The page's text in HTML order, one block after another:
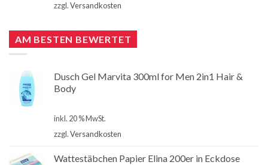
zzgl.Versandkosten
AM BESTEN BEWERTET
Dusch Gel Marvita 300ml for Men 2in1 Hair &
Body
inkl. 20 % MwSt.
zzgl.Versandkosten
Wattestäbchen Papier Elina 200er in Eckdose